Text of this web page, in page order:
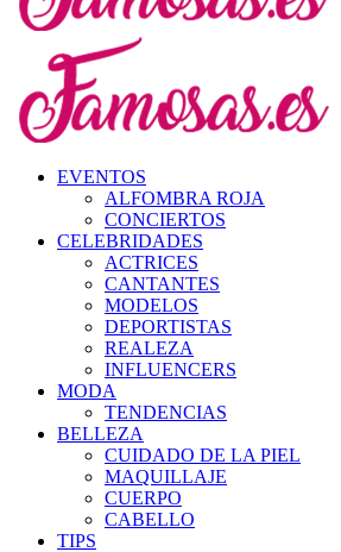
EVENTOS
ALFOMBRA ROJA
CONCIERTOS
CELEBRIDADES
ACTRICES
CANTANTES
MODELOS
DEPORTISTAS
REALEZA
INFLUENCERS
MODA
TENDENCIAS
BELLEZA
CUIDADO DE LA PIEL
MAQUILLAJE
CUERPO
CABELLO
TIPS